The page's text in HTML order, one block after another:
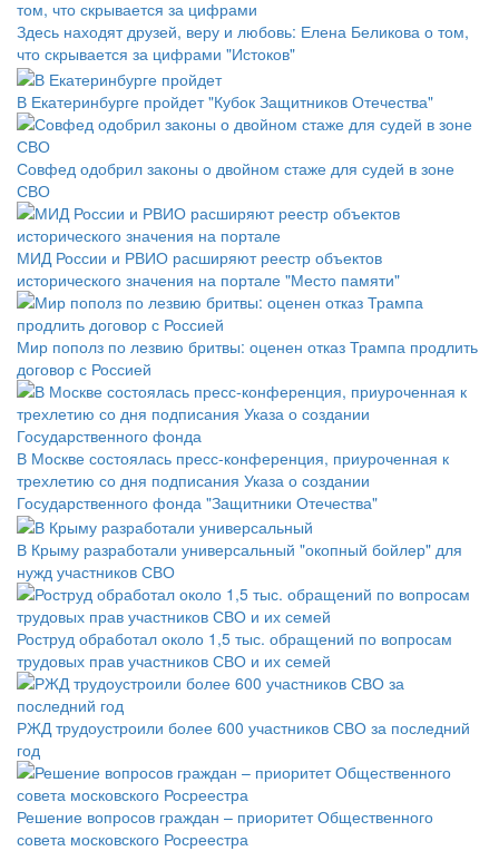
Здесь находят друзей, веру и любовь: Елена Беликова о том,
что скрывается за цифрами "Истоков"
В Екатеринбурге пройдет "Кубок Защитников Отечества"
Совфед одобрил законы о двойном стаже для судей в зоне
СВО
МИД России и РВИО расширяют реестр объектов
исторического значения на портале "Место памяти"
Мир пополз по лезвию бритвы: оценен отказ Трампа продлить
договор с Россией
В Москве состоялась пресс-конференция, приуроченная к
трехлетию со дня подписания Указа о создании
Государственного фонда "Защитники Отечества"
В Крыму разработали универсальный "окопный бойлер" для
нужд участников СВО
Роструд обработал около 1,5 тыс. обращений по вопросам
трудовых прав участников СВО и их семей
РЖД трудоустроили более 600 участников СВО за последний
год
Решение вопросов граждан – приоритет Общественного
совета московского Росреестра